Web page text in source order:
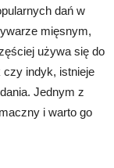
dań w
mięsnym,
używa się do
czy indyk, istnieje
Jednym z
i warto go